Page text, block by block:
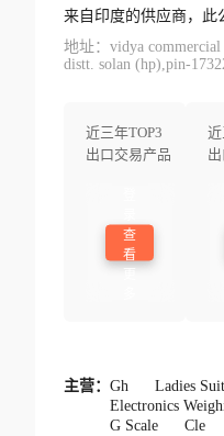
来自印度的供应商，此
地址：vidya commercial
distt. solan (hp),pin-
近三年TOP3
出口交易产品
查
看
近
主营： Gh
Ladies Suit
Electronics
G Scale
Cle